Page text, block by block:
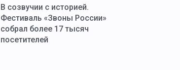
В созвучии с историей.
Фестиваль «Звоны России»
собрал более 17 тысяч
посетителей